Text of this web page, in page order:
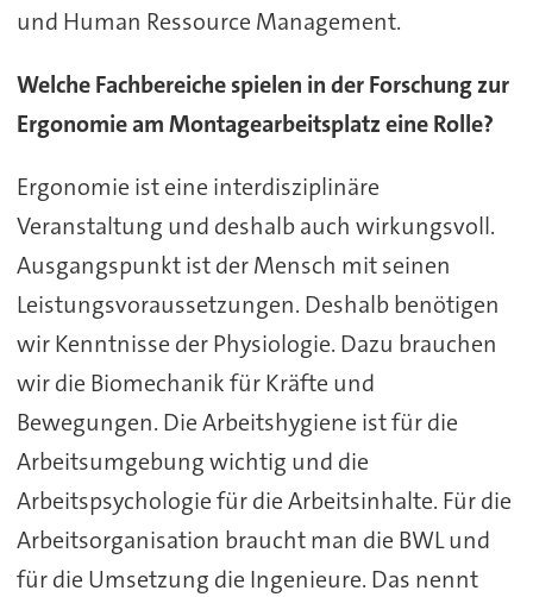
und Human Ressource Management.
Welche Fachbereiche spielen in der Forschung zur
Ergonomie am Montagearbeitsplatz eine Rolle?
Ergonomie ist eine interdisziplinäre
Veranstaltung und deshalb auch wirkungsvoll.
Ausgangspunkt ist der Mensch mit seinen
Leistungsvoraussetzungen. Deshalb benötigen
wir Kenntnisse der Physiologie. Dazu brauchen
wir die Biomechanik für Kräfte und
Bewegungen. Die Arbeitshygiene ist für die
Arbeitsumgebung wichtig und die
Arbeitspsychologie für die Arbeitsinhalte. Für die
Arbeitsorganisation braucht man die BWL und
für die Umsetzung die Ingenieure. Das nennt